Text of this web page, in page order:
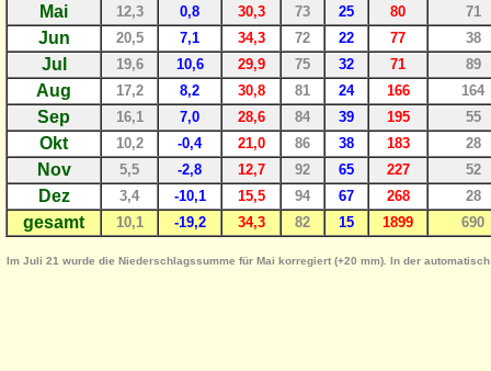
Mai 12,3 0,8 30,3 73 25 80 71
Jun 20,5 7,1 34,3 72 22 77 38
Jul 19,6 10,6 29,9 75 32 71 89
Aug 17,2 8,2 30,8 81 24 166 164
Sep 16,1 7,0 28,6 84 39 195 55
Okt 10,2 -0,4 21,0 86 38 183 28
Nov 5,5 -2,8 12,7 92 65 227 52
Dez 3,4 -10,1 15,5 94 67 268 28
gesamt 10,1 -19,2 34,3 82 15 1899 690
Im Juli 21 wurde die Niederschlagssumme für Mai korregiert (+20 mm). In der